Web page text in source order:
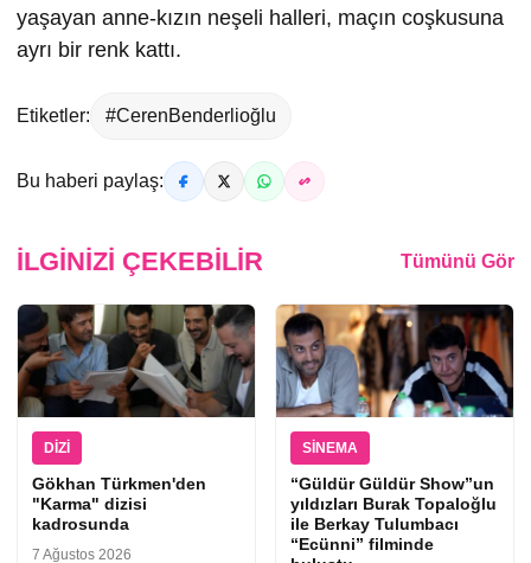
yaşayan anne-kızın neşeli halleri, maçın coşkusuna
ayrı bir renk kattı.
Etiketler: #CerenBenderlioğlu
Bu haberi paylaş:
İLGINIZI ÇEKEBILIR Tümünü Gör
DIZI
Gökhan Türkmen'den
"Karma" dizisi
kadrosunda
7 Ağustos 2026
SINEMA
“Güldür Güldür Show”un
yıldızları Burak Topaloğlu
ile Berkay Tulumbacı
“Ecünni” filminde